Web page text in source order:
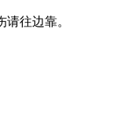
往边靠。